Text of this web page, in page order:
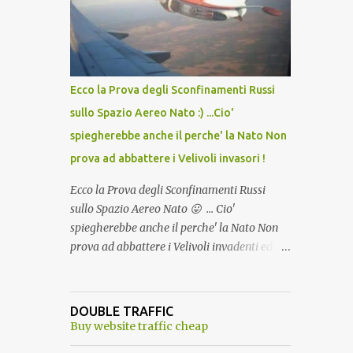
lo scopo della temperatura? Qualcuno a suo
tempo ribattezzo' il Vaccino come: l' Amaro
del Capo, era "spettacolare Ghiacciato, ma
andava bene anche, a Temperatura
Ambiente"! Riproponiamo l'articolo per NON
Ecco la Prova degli Sconfinamenti Russi
sullo Spazio Aereo Nato :) ...Cio'
spiegherebbe anche il perche' la Nato Non
prova ad abbattere i Velivoli invasori !
Ecco la Prova degli Sconfinamenti Russi
sullo Spazio Aereo Nato 😛 ... Cio'
spiegherebbe anche il perche' la Nato Non
prova ad abbattere i Velivoli invadenti ed
alcuna notizia di un'invasione dello spazio
aereo NATO da parte di un robot chiamato
DOUBLE TRAFFIC
Buy website traffic cheap